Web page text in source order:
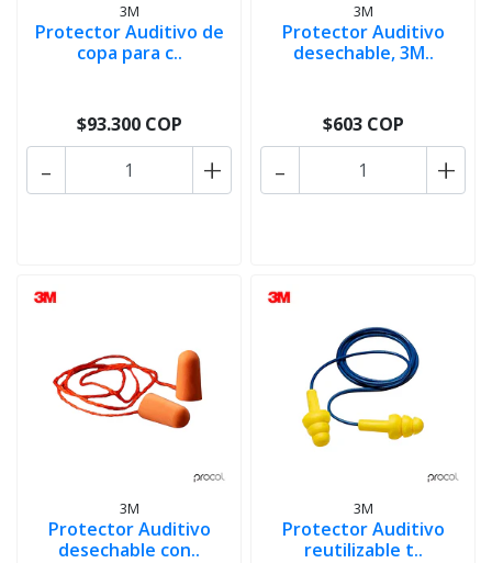
3M
Protector Auditivo de
copa para c..
$93.300 COP
+
-
3M
Protector Auditivo
desechable, 3M..
$603 COP
+
-
3M
Protector Auditivo
desechable con..
3M
Protector Auditivo
reutilizable t..